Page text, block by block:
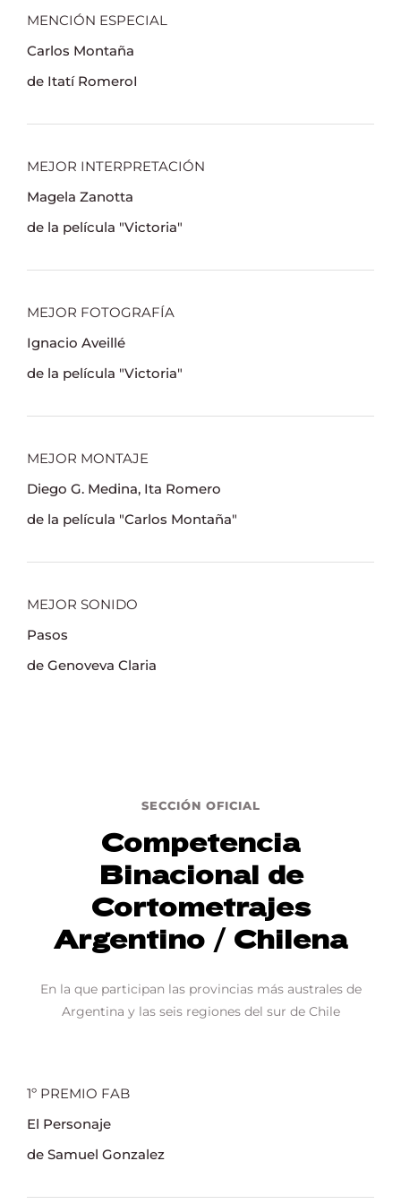
MENCIÓN ESPECIAL
Carlos Montaña
de Itatí RomeroI
MEJOR INTERPRETACIÓN
Magela Zanotta
de la película "Victoria"
MEJOR FOTOGRAFÍA
Ignacio Aveillé
de la película "Victoria"
MEJOR MONTAJE
Diego G. Medina, Ita Romero
de la película "Carlos Montaña"
MEJOR SONIDO
Pasos
de Genoveva Claria
SECCIÓN OFICIAL
Competencia
Binacional de
Cortometrajes
Argentino / Chilena
En la que participan las provincias más australes de
Argentina y las seis regiones del sur de Chile
1º PREMIO FAB
El Personaje
de Samuel Gonzalez